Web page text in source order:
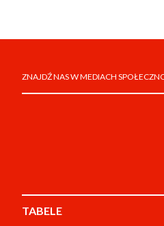
ZNAJDŹ NAS W MEDIACH
TABELE